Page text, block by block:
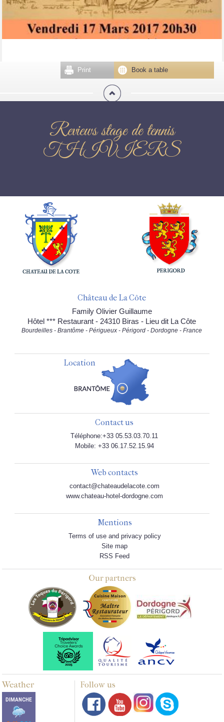
Book a table
Print
Reviews stage de tennis
THIVIERS
Château de La Côte
Family Olivier Guillaume
Hôtel *** Restaurant - 24310 Biras - Lieu dit La Côte
Bourdeilles - Brantôme - Périgueux - Périgord - Dordogne - France
Location
Contact us
Téléphone:+33 05.53.03.70.11
Mobile: +33 06.17.52.15.94
Web contacts
contact@chateaudelacote.com
www.chateau-hotel-dordogne.com
Mentions
Terms of use and privacy policy
Site map
RSS Feed
Our partners
Weather Follow us